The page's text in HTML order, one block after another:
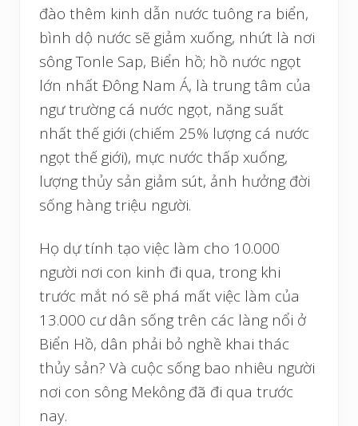
đào thêm kinh dẫn nước tuông ra biển,
bình dộ nước sẽ giảm xuống, nhứt là nơi
sông Tonle Sap, Biển hồ; hồ nước ngọt
lớn nhất Đông Nam Á, là trung tâm của
ngư trường cá nước ngọt, năng suất
nhất thế giới (chiếm 25% lượng cá nước
ngọt thế giới), mực nước thấp xuống,
lượng thủy sản giảm sút, ảnh hưởng đời
sống hàng triệu người.
Họ dự tính tạo việc làm cho 10.000
người nơi con kinh đi qua, trong khi
trước mắt nó sẽ phá mất việc làm của
13.000 cư dân sống trên các làng nổi ở
Biển Hồ, dân phải bỏ nghề khai thác
thủy sản? Và cuộc sống bao nhiêu người
nơi con sông Mekông đã đi qua trước
nay.